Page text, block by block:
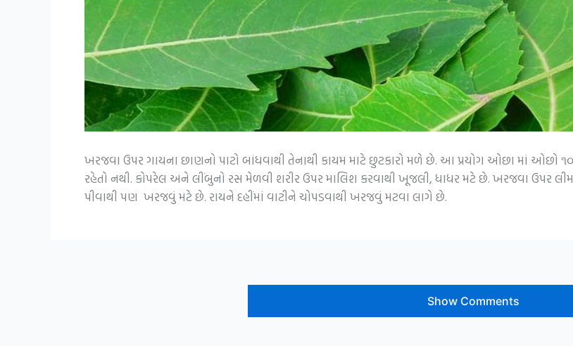
ખરજવા ઉપર ગાયના છાણનો પાટો બાંધવાથી તેનાથી કાયમ માટે છુટકારો મળે છે. આ પ્રયોગ ઓછા માં ઓછો
રહેતો નથી. કોપરેલ અને લીંબુનો રસ મેળવી શરીર ઉપર માલિશ કરવાથી ખૂજલી, ધાધર મટે છે. ખરજવા ઉપર
પીવાથી પણ ખરજવું મટે છે. રાયને દહીંમાં વાટીને ચોપડવાથી ખરજવું મટવા લાગે છે.
Show Comments